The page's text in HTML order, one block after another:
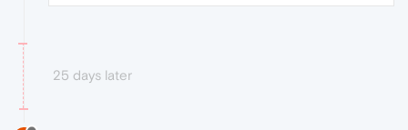
25 days later